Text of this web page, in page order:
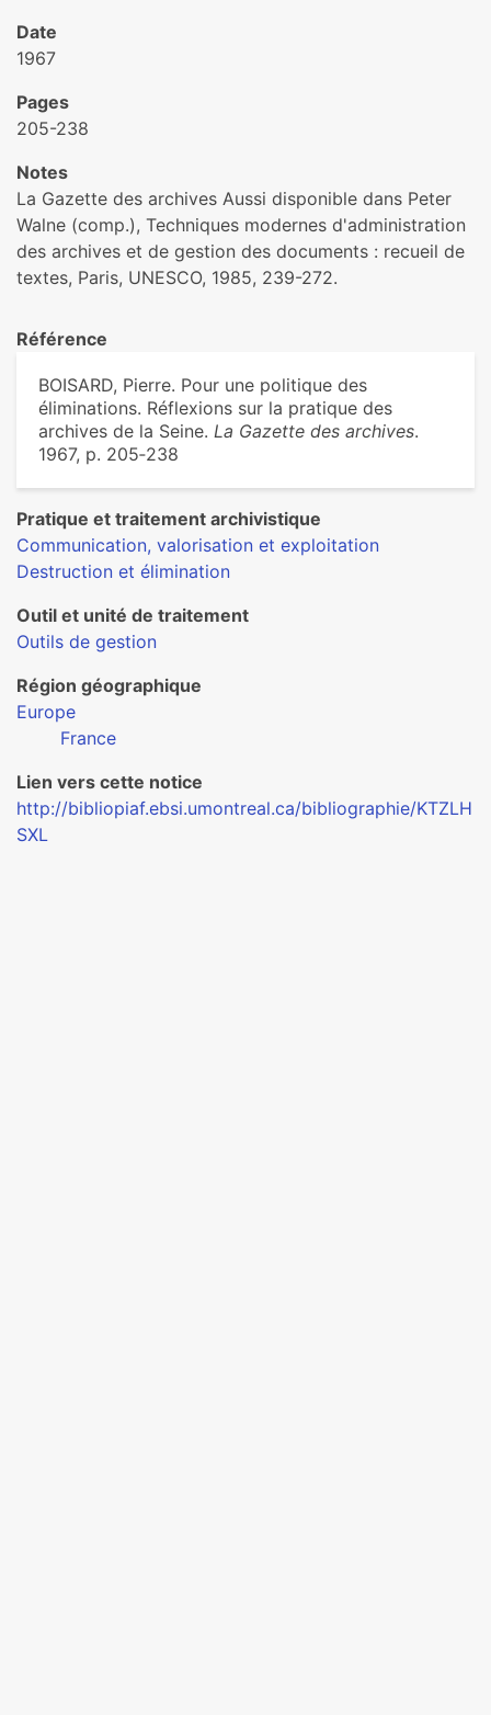
Date
1967
Pages
205-238
Notes
La Gazette des archives Aussi disponible dans Peter
Walne (comp.), Techniques modernes d'administration
des archives et de gestion des documents : recueil de
textes, Paris, UNESCO, 1985, 239-272.
Référence
BOISARD, Pierre. Pour une politique des
éliminations. Réflexions sur la pratique des
archives de la Seine. La Gazette des archives.
1967, p. 205‑238
Pratique et traitement archivistique
Communication, valorisation et exploitation
Destruction et élimination
Outil et unité de traitement
Outils de gestion
Région géographique
Europe
France
Lien vers cette notice
http://bibliopiaf.ebsi.umontreal.ca/bibliographie/KTZLH
SXL